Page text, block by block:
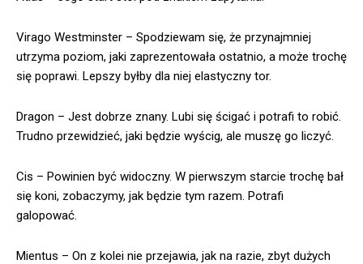
Virago Westminster – Spodziewam się, że przynajmniej
utrzyma poziom, jaki zaprezentowała ostatnio, a może trochę
się poprawi. Lepszy byłby dla niej elastyczny tor.
Dragon – Jest dobrze znany. Lubi się ścigać i potrafi to robić.
Trudno przewidzieć, jaki będzie wyścig, ale muszę go liczyć.
Cis – Powinien być widoczny. W pierwszym starcie trochę bał
się koni, zobaczymy, jak będzie tym razem. Potrafi
galopować.
Mientus – On z kolei nie przejawia, jak na razie, zbyt dużych